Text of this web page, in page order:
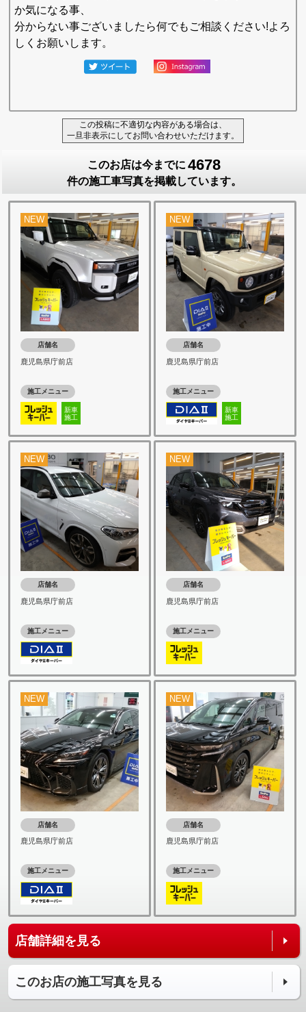
か気になる事、
分からない事ございましたら何でもご相談ください!よろ
しくお願いします。
この投稿に不適切な内容がある場合は、
一旦非表示にしてお問い合わせいただけます。
このお店は今までに 4678
件の施工車写真を掲載しています。
NEW
店舗名
鹿児島県庁前店
施工メニュー
新車
施工
NEW
店舗名
鹿児島県庁前店
施工メニュー
新車
施工
NEW
店舗名
鹿児島県庁前店
施工メニュー
NEW
店舗名
鹿児島県庁前店
施工メニュー
NEW
店舗名
鹿児島県庁前店
施工メニュー
NEW
店舗名
鹿児島県庁前店
施工メニュー
店舗詳細を見る
このお店の施工写真を見る